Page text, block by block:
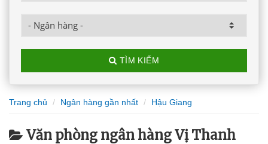
TÌM KIẾM
Trang chủ Ngân hàng gần nhất Hậu Giang
Văn phòng ngân hàng Vị Thanh